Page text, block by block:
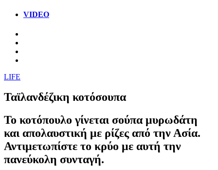
VIDEO
LIFE
Ταϊλανδέζικη κοτόσουπα
Το κοτόπουλο γίνεται σούπα μυρωδάτη
και απολαυστική με ρίζες από την Ασία.
Αντιμετωπίστε το κρύο με αυτή την
πανεύκολη συνταγή.